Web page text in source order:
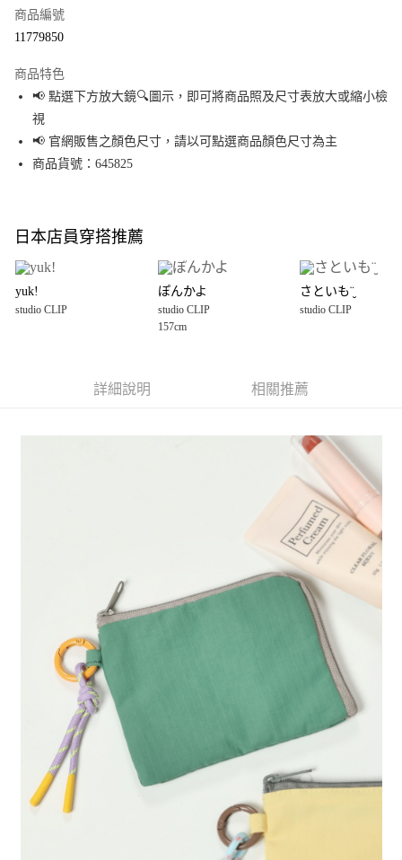
Apple Pay
街口支付
悠遊付
全盈+PAY
大哥付你分期
1.本服務由台灣大哥大提供，台灣大哥大用戶可立即使用無須另外申請。
2.付款方式選擇「大哥付你分期」，訂單成立後會自動跳轉到大哥付的交易
3.實際核准額度、可分期數及費用金額請依後續交易確認頁面所載為準。
4.訂單成立30分鐘內，如未前往確認交易或遇審核未通過，訂單將自動取
1.分期款項不併入電信帳單，「大哥付你分期」於每月結算日後寄送繳費提
2.透過簡訊連結打開帳單後，可選擇「超商條碼／台灣大直營門市／銀行轉
1.本服務係由「台灣大哥大股份有限公司」（以下簡稱本公司）所提供，讓
用戶於交易時，得透過本服務購買商品或服務，並由商店將買賣／分期付款
買賣價金債權讓與本公司後，依約使用本公司帳單繳交帳款。
2.基於同意付款使用「大哥付你分期」之契約關係目的，商店將以您的個人
資料（包含姓名、電話或地址）提供予台灣大哥大進項蒐集、處理及利用，
由本公司與您本人進行分期帳單所需資料之確認、核對及更正。
3.完整用戶服務條款，請詳閱以下連結：
AFTEE先享後付
３．安心：先確認商品／服務後，再付款。
１．於結帳方式選擇「AFTEE先享後付」後，將跳轉至「AFTEE先享後付」
３．收到繳費通知簡訊後14天內，點擊此簡訊中的連結，可透過四大超商／
ATM／網路銀行／等多元方式進行付款，方視為交易完成。
※ 請注意：結帳手續完成當下不需立刻繳費，但若您需要取消訂單，請聯絡
購買商品的店家。未經商家同意取消之訂單仍視為有效，需透過AFTEE先享
後付繳納相關費用。
※ 交易是否成功請以「AFTEE先享後付 」之結帳頁面顯示為準，若有關於
是否繳費成功／繳費後需取消欲退款等相關疑問，請聯繫「AFTEE先享後付
客戶支援中心」https://netprotections.freshdesk.com/support/home
【注意事項】
１．透過由恩沛科技股份有限公司提供之「AFTEE先享後付」服務完成之交
易，需依本服務之必要範圍內提供個人資料，並將交易相關給付款項請求債
權轉讓予恩沛科技股份有限公司。
２．關於個人資料處理事宜，請瀏覽以下網址：
https://aftee.tw/terms/#terms3
３．未成年的使用者請事先徵得法定代理人或監護人之同意方可使用
「AFTEE先享後付」，若未經同意申辦者引起之損失，本公司不負相關責
任。
４．使用「AFTEE先享後付」時，將依據個別帳號之用戶狀況，依本公司即
時審查核予不同之上限額度；若仍有額度不足之情形，本公司將視審查結果
５．嚴禁一人註冊多個帳號或使用他人資訊註冊。若發現惡意使用之情形，
每筆NT$80，滿NT$888(含以上)免運費
每筆NT$80，滿NT$1,500(含以上)免運費
每筆NT$80，滿NT$1,500(含以上)免運費
商品編號
11779850
商品特色
📢 點選下方放大鏡🔍圖示，即可將商品照及尺寸表放大或縮小檢
視
📢 官網販售之顏色尺寸，請以可點選商品顏色尺寸為主
商品貨號：645825
日本店員穿搭推薦
yuk!
studio CLIP
ぽんかよ
studio CLIP
157cm
さといも¨̮
studio CLIP
詳細說明 相關推薦